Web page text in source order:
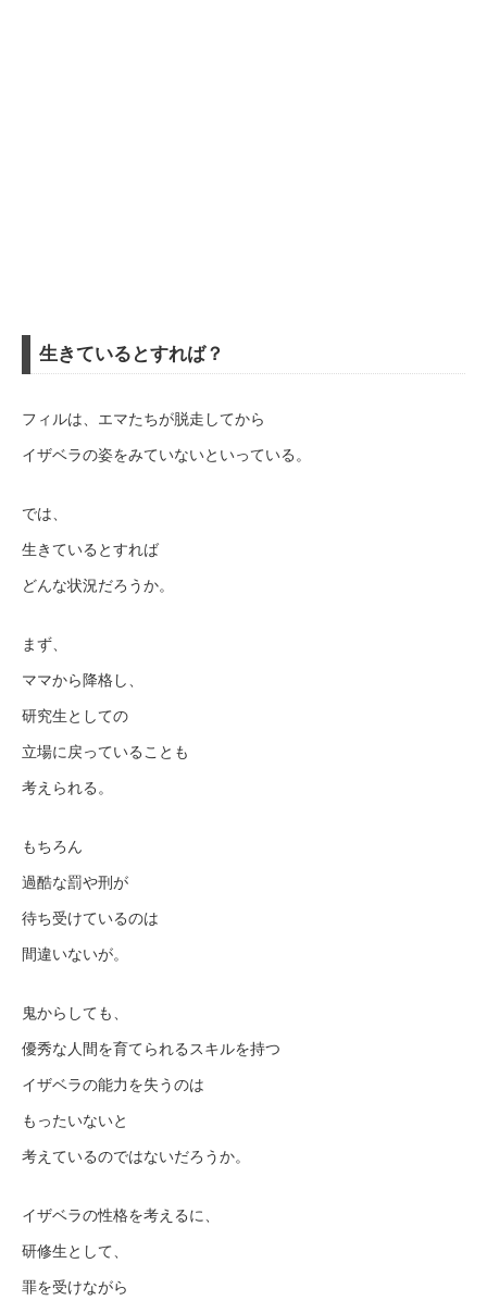
生きているとすれば？
フィルは、エマたちが脱走してから
イザベラの姿をみていないといっている。
では、
生きているとすれば
どんな状況だろうか。
まず、
ママから降格し、
研究生としての
立場に戻っていることも
考えられる。
もちろん
過酷な罰や刑が
待ち受けているのは
間違いないが。
鬼からしても、
優秀な人間を育てられるスキルを持つ
イザベラの能力を失うのは
もったいないと
考えているのではないだろうか。
イザベラの性格を考えるに、
研修生として、
罪を受けながら